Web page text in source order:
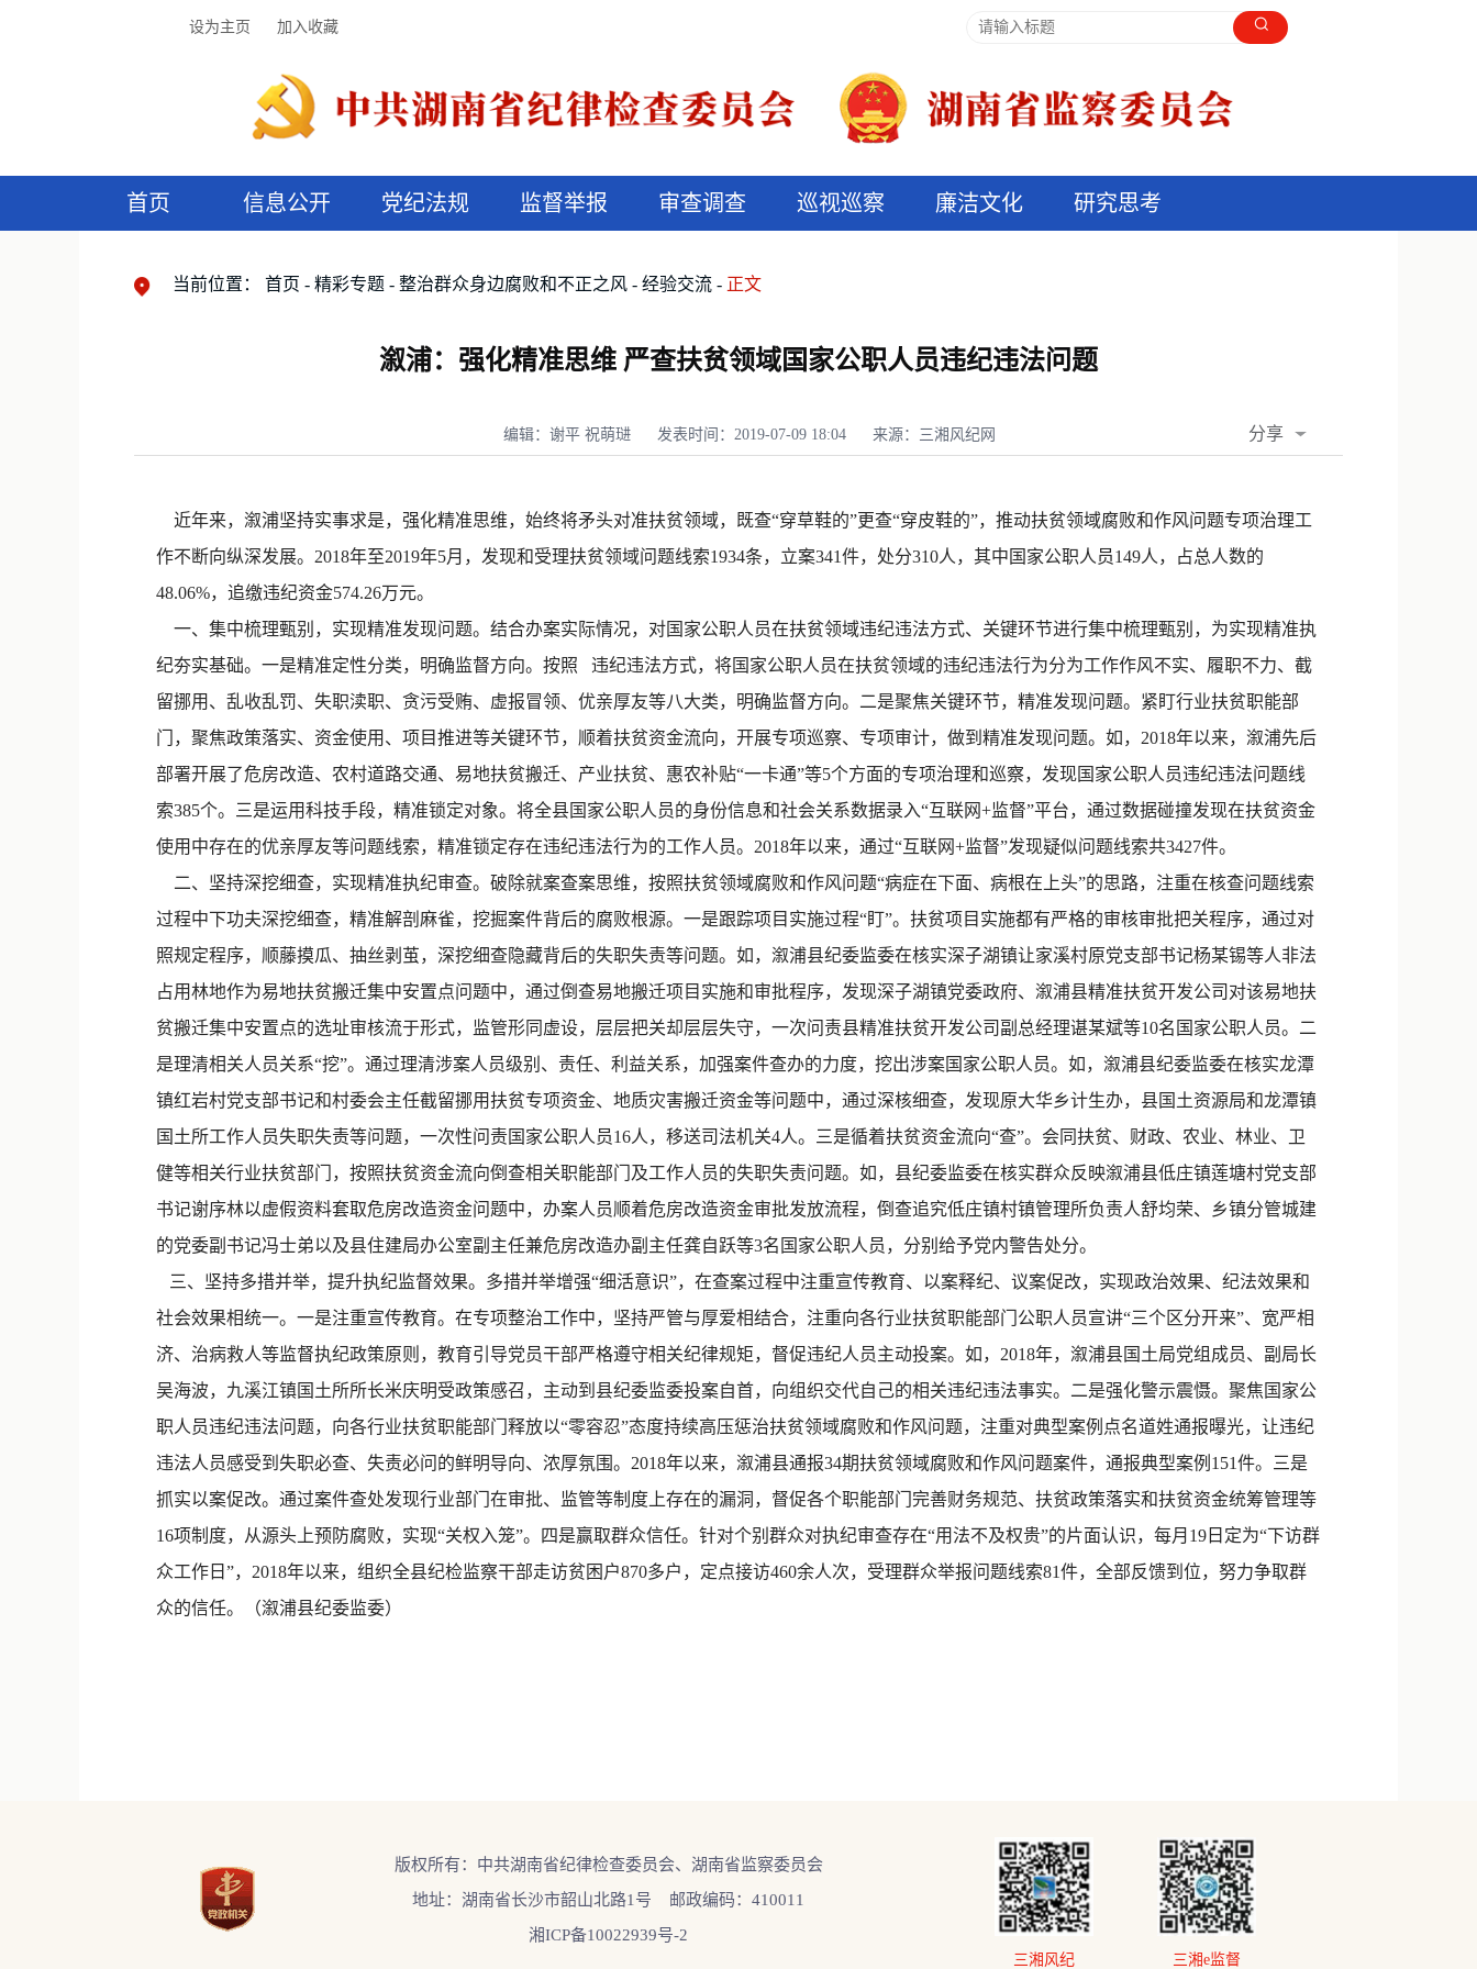
设为主页 加入收藏
首页 信息公开 党纪法规 监督举报 审查调查 巡视巡察 廉洁文化 研究思考
当前位置： 首页 精彩专题 整治群众身边腐败和不正之风 经验交流 正文
溆浦：强化精准思维 严查扶贫领域国家公职人员违纪违法问题
编辑：谢平 祝萌琎 发表时间：2019-07-09 18:04 来源：三湘风纪网 分享
近年来，溆浦坚持实事求是，强化精准思维，始终将矛头对准扶贫领域，既查“穿草鞋的”更查“穿皮鞋的”，推动扶贫领域腐败和作风问题专项治理工
作不断向纵深发展。2018年至2019年5月，发现和受理扶贫领域问题线索1934条，立案341件，处分310人，其中国家公职人员149人，占总人数的
48.06%，追缴违纪资金574.26万元。
一、集中梳理甄别，实现精准发现问题。结合办案实际情况，对国家公职人员在扶贫领域违纪违法方式、关键环节进行集中梳理甄别，为实现精准执
纪夯实基础。一是精准定性分类，明确监督方向。按照 违纪违法方式，将国家公职人员在扶贫领域的违纪违法行为分为工作作风不实、履职不力、截
留挪用、乱收乱罚、失职渎职、贪污受贿、虚报冒领、优亲厚友等八大类，明确监督方向。二是聚焦关键环节，精准发现问题。紧盯行业扶贫职能部
门，聚焦政策落实、资金使用、项目推进等关键环节，顺着扶贫资金流向，开展专项巡察、专项审计，做到精准发现问题。如，2018年以来，溆浦先后
部署开展了危房改造、农村道路交通、易地扶贫搬迁、产业扶贫、惠农补贴“一卡通”等5个方面的专项治理和巡察，发现国家公职人员违纪违法问题线
索385个。三是运用科技手段，精准锁定对象。将全县国家公职人员的身份信息和社会关系数据录入“互联网+监督”平台，通过数据碰撞发现在扶贫资金
使用中存在的优亲厚友等问题线索，精准锁定存在违纪违法行为的工作人员。2018年以来，通过“互联网+监督”发现疑似问题线索共3427件。
二、坚持深挖细查，实现精准执纪审查。破除就案查案思维，按照扶贫领域腐败和作风问题“病症在下面、病根在上头”的思路，注重在核查问题线索
过程中下功夫深挖细查，精准解剖麻雀，挖掘案件背后的腐败根源。一是跟踪项目实施过程“盯”。扶贫项目实施都有严格的审核审批把关程序，通过对
照规定程序，顺藤摸瓜、抽丝剥茧，深挖细查隐藏背后的失职失责等问题。如，溆浦县纪委监委在核实深子湖镇让家溪村原党支部书记杨某锡等人非法
占用林地作为易地扶贫搬迁集中安置点问题中，通过倒查易地搬迁项目实施和审批程序，发现深子湖镇党委政府、溆浦县精准扶贫开发公司对该易地扶
贫搬迁集中安置点的选址审核流于形式，监管形同虚设，层层把关却层层失守，一次问责县精准扶贫开发公司副总经理谌某斌等10名国家公职人员。二
是理清相关人员关系“挖”。通过理清涉案人员级别、责任、利益关系，加强案件查办的力度，挖出涉案国家公职人员。如，溆浦县纪委监委在核实龙潭
镇红岩村党支部书记和村委会主任截留挪用扶贫专项资金、地质灾害搬迁资金等问题中，通过深核细查，发现原大华乡计生办，县国土资源局和龙潭镇
国土所工作人员失职失责等问题，一次性问责国家公职人员16人，移送司法机关4人。三是循着扶贫资金流向“查”。会同扶贫、财政、农业、林业、卫
健等相关行业扶贫部门，按照扶贫资金流向倒查相关职能部门及工作人员的失职失责问题。如，县纪委监委在核实群众反映溆浦县低庄镇莲塘村党支部
书记谢序林以虚假资料套取危房改造资金问题中，办案人员顺着危房改造资金审批发放流程，倒查追究低庄镇村镇管理所负责人舒均荣、乡镇分管城建
的党委副书记冯士弟以及县住建局办公室副主任兼危房改造办副主任龚自跃等3名国家公职人员，分别给予党内警告处分。
三、坚持多措并举，提升执纪监督效果。多措并举增强“细活意识”，在查案过程中注重宣传教育、以案释纪、议案促改，实现政治效果、纪法效果和
社会效果相统一。一是注重宣传教育。在专项整治工作中，坚持严管与厚爱相结合，注重向各行业扶贫职能部门公职人员宣讲“三个区分开来”、宽严相
济、治病救人等监督执纪政策原则，教育引导党员干部严格遵守相关纪律规矩，督促违纪人员主动投案。如，2018年，溆浦县国土局党组成员、副局长
吴海波，九溪江镇国土所所长米庆明受政策感召，主动到县纪委监委投案自首，向组织交代自己的相关违纪违法事实。二是强化警示震慑。聚焦国家公
职人员违纪违法问题，向各行业扶贫职能部门释放以“零容忍”态度持续高压惩治扶贫领域腐败和作风问题，注重对典型案例点名道姓通报曝光，让违纪
违法人员感受到失职必查、失责必问的鲜明导向、浓厚氛围。2018年以来，溆浦县通报34期扶贫领域腐败和作风问题案件，通报典型案例151件。三是
抓实以案促改。通过案件查处发现行业部门在审批、监管等制度上存在的漏洞，督促各个职能部门完善财务规范、扶贫政策落实和扶贫资金统筹管理等
16项制度，从源头上预防腐败，实现“关权入笼”。四是赢取群众信任。针对个别群众对执纪审查存在“用法不及权贵”的片面认识，每月19日定为“下访群
众工作日”，2018年以来，组织全县纪检监察干部走访贫困户870多户，定点接访460余人次，受理群众举报问题线索81件，全部反馈到位，努力争取群
众的信任。（溆浦县纪委监委）
版权所有：中共湖南省纪律检查委员会、湖南省监察委员会
地址：湖南省长沙市韶山北路1号 邮政编码：410011
湘ICP备10022939号-2
三湘风纪 三湘e监督